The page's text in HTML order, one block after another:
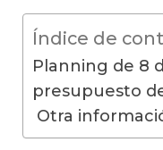
Índice de
Planning de 8
presupuesto
Otra